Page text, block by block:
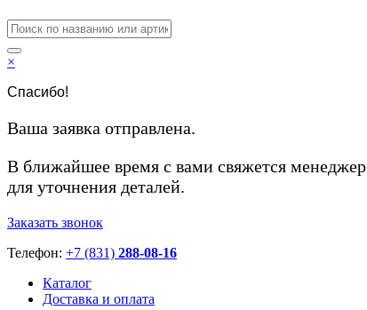
×
Спасибо!
Ваша заявка отправлена.
В ближайшее время с вами свяжется менеджер
для уточнения деталей.
Заказать звонок
Телефон: +7 (831) 288-08-16
Каталог
Доставка и оплата